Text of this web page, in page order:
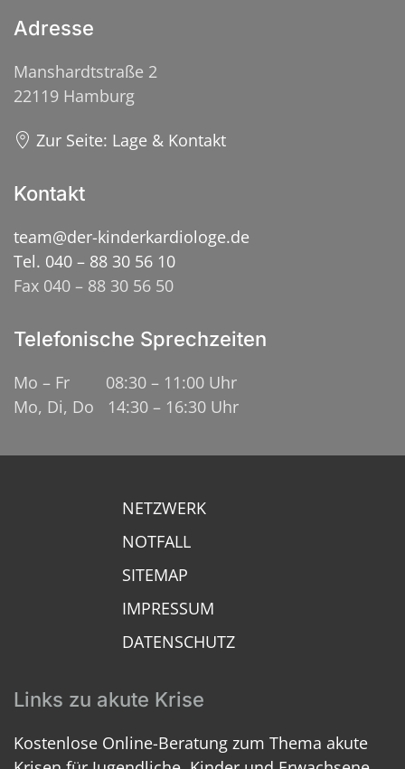
Adresse
Manshardtstraße 2
22119 Hamburg
Zur Seite: Lage & Kontakt
Kontakt
team@der-kinderkardiologe.de
Tel. 040 – 88 30 56 10
Fax 040 – 88 30 56 50
Telefonische Sprechzeiten
Mo – Fr 08:30 – 11:00 Uhr
Mo, Di, Do 14:30 – 16:30 Uhr
NETZWERK
NOTFALL
SITEMAP
IMPRESSUM
DATENSCHUTZ
Links zu akute Krise
Kostenlose Online-Beratung zum Thema akute